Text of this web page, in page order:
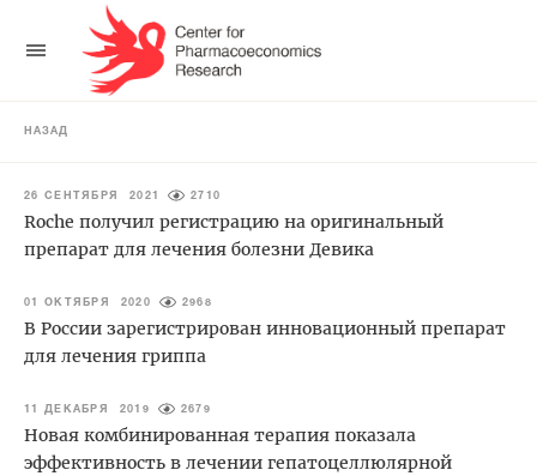
НАЗАД
26 СЕНТЯБРЯ 2021 2710
Roche получил регистрацию на оригинальный
препарат для лечения болезни Девика
01 ОКТЯБРЯ 2020 2968
В России зарегистрирован инновационный препарат
для лечения гриппа
11 ДЕКАБРЯ 2019 2679
Новая комбинированная терапия показала
эффективность в лечении гепатоцеллюлярной